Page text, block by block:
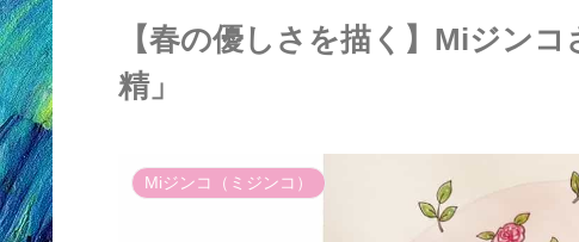
【春の優しさを描く】Miジン
精」
Miジンコ（ミジンコ）